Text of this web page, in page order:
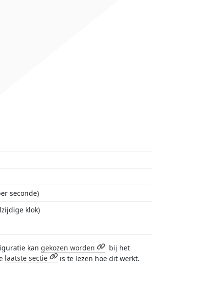
seconde)
klok)
kangekozen worden
bij het
laatste sectie is te lezen hoe dit werkt.